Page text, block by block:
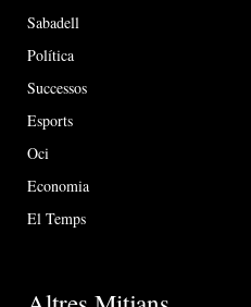
Sabadell
Política
Successos
Esports
Oci
Economia
El Temps